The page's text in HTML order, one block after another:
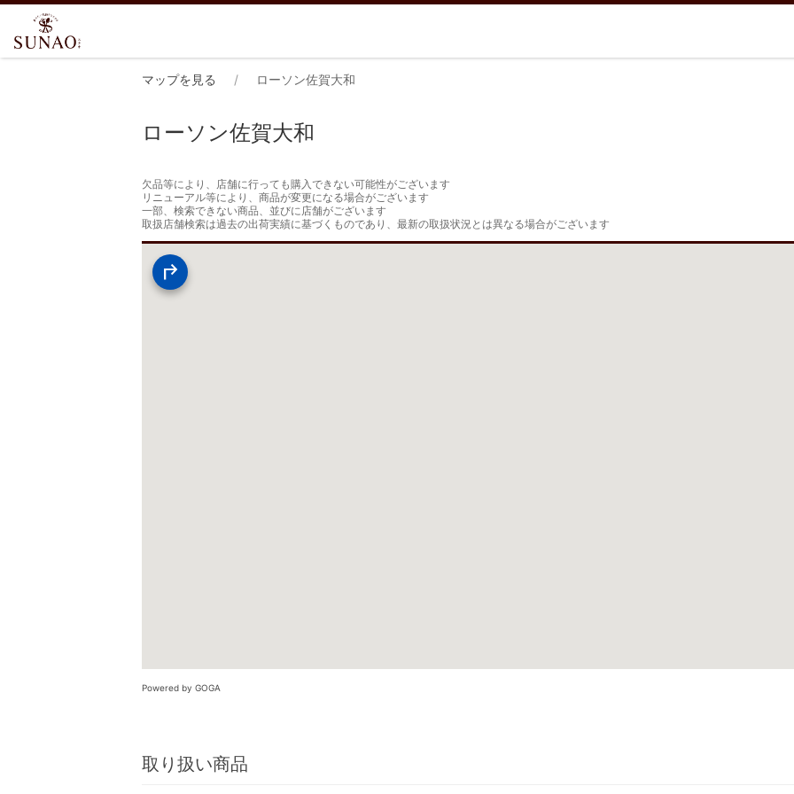
マップを見る ローソン佐賀大和
ローソン佐賀大和
欠品等により、店舗に行っても購入できない可能性がございます
リニューアル等により、商品が変更になる場合がございます
一部、検索できない商品、並びに店舗がございます
取扱店舗検索は過去の出荷実績に基づくものであり、最新の取扱状況とは異なる場合がございます
Powered by GOGA
取り扱い商品